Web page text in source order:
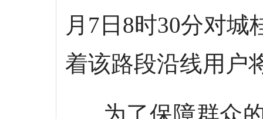
月7日8时30分对
着该路段沿线用户